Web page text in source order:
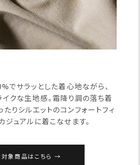
でサラッとした着心地ながら、
イクな生地感。霜降り調の落ち着
りシルエットのコンフォートフィ
ジュアルに着こなせます。
対象商品はこちら